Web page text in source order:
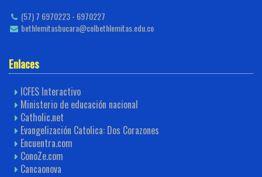
(57) 7 6970223 - 6970227
bethlemitasbucara@colbethlemitas.edu.co
Enlaces
ICFES Interactivo
Ministerio de educación nacional
Catholic.net
Evangelización Catolica: Dos Corazones
Encuentra.com
ConoZe.com
Cancaonova